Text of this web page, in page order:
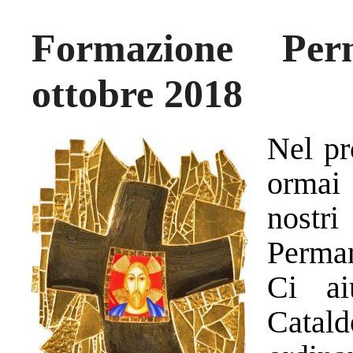
Formazione
ottobre 2018
Nel
Ci